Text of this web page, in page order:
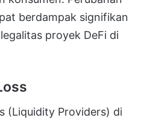
berdampak signifikan
proyek DeFi di
(Liquidity Providers) di